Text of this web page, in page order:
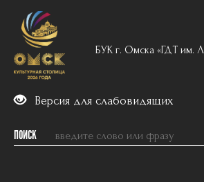
БУК г. Омска «ГДТ им.
Версия для слабовидящих
ПОИСК